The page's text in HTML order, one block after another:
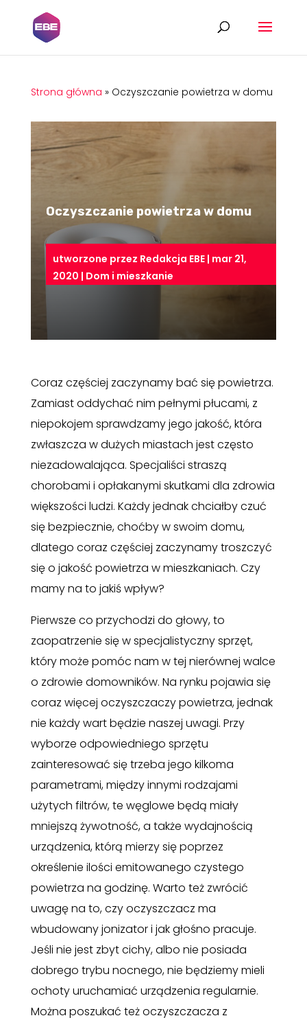
Strona główna » Oczyszczanie powietrza w domu
Oczyszczanie powietrza w domu
utworzone przez Redakcja EBE | mar 21,
2020 | Dom i mieszkanie
Coraz częściej zaczynamy bać się powietrza.
Zamiast oddychać nim pełnymi płucami, z
niepokojem sprawdzamy jego jakość, która
zwłaszcza w dużych miastach jest często
niezadowalająca. Specjaliści straszą
chorobami i opłakanymi skutkami dla zdrowia
większości ludzi. Każdy jednak chciałby czuć
się bezpiecznie, choćby w swoim domu,
dlatego coraz częściej zaczynamy troszczyć
się o jakość powietrza w mieszkaniach. Czy
mamy na to jakiś wpływ?
Pierwsze co przychodzi do głowy, to
zaopatrzenie się w specjalistyczny sprzęt,
który może pomóc nam w tej nierównej walce
o zdrowie domowników. Na rynku pojawia się
coraz więcej oczyszczaczy powietrza, jednak
nie każdy wart będzie naszej uwagi. Przy
wyborze odpowiedniego sprzętu
zainteresować się trzeba jego kilkoma
parametrami, między innymi rodzajami
użytych filtrów, te węglowe będą miały
mniejszą żywotność, a także wydajnością
urządzenia, którą mierzy się poprzez
określenie ilości emitowanego czystego
powietrza na godzinę. Warto też zwrócić
uwagę na to, czy oczyszczacz ma
wbudowany jonizator i jak głośno pracuje.
Jeśli nie jest zbyt cichy, albo nie posiada
dobrego trybu nocnego, nie będziemy mieli
ochoty uruchamiać urządzenia regularnie.
Można poszukać też oczyszczacza z